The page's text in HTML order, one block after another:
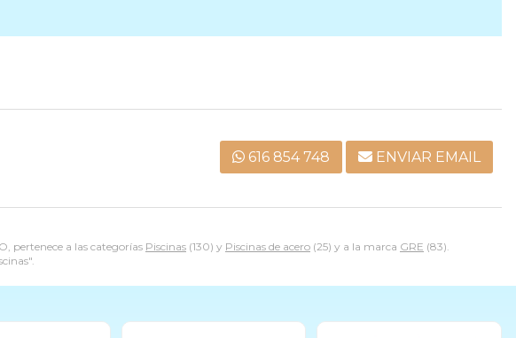
pertenece a las categorías Piscinas (130) y Piscinas de acero (25) y a la marca GRE (83).
616 854 748 ENVIAR EMAIL